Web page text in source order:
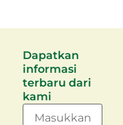
Dapatkan
informasi
terbaru dari
kami